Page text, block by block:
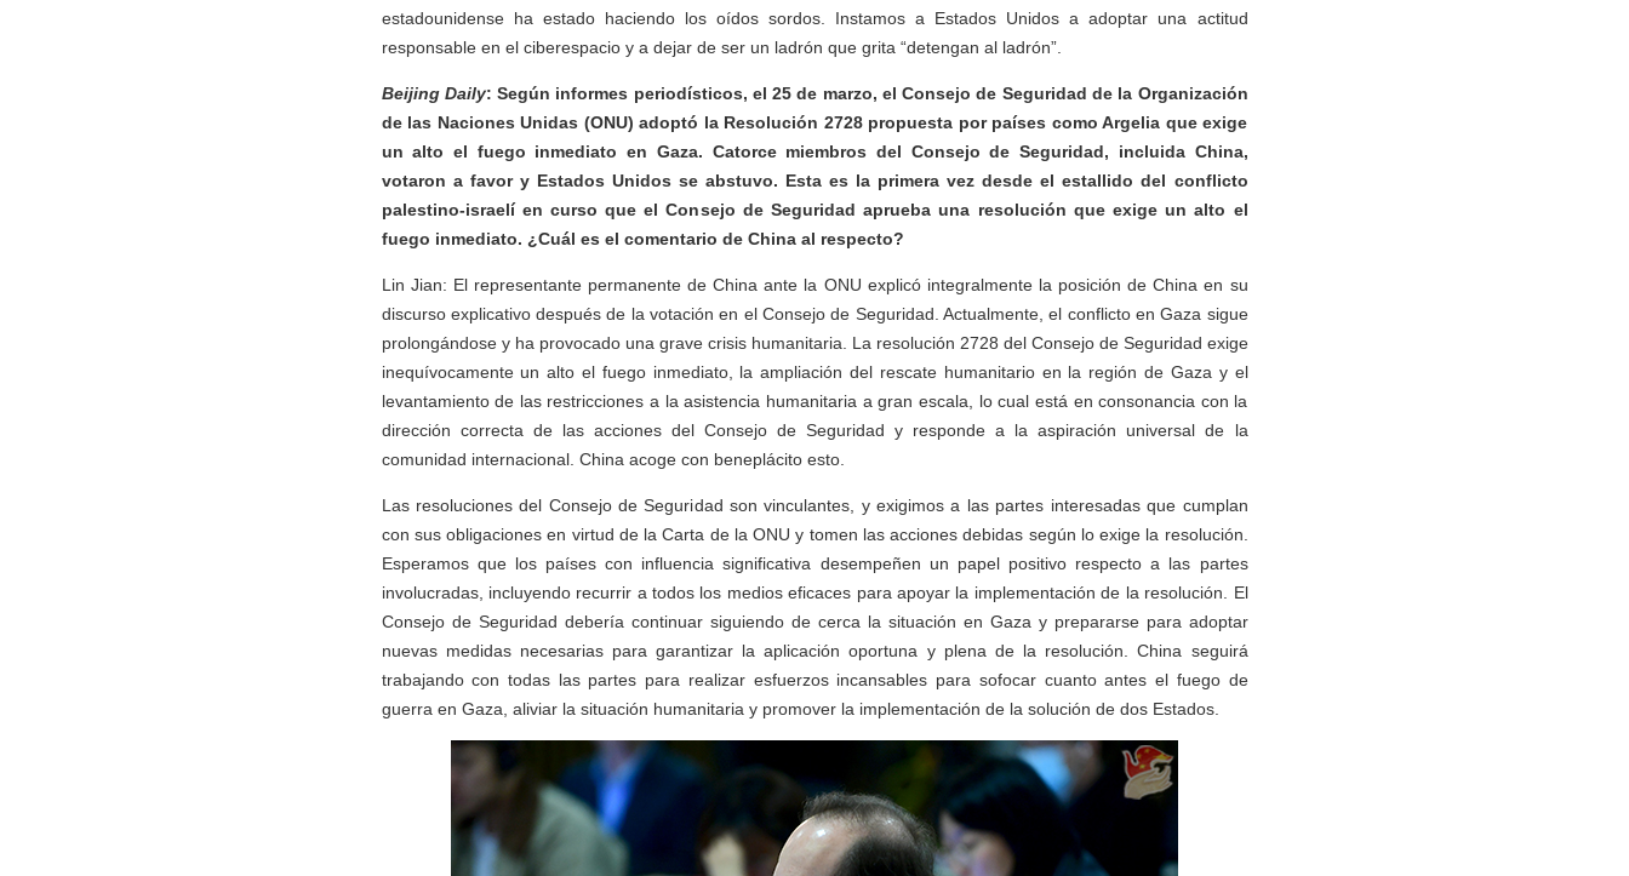
estadounidense ha estado haciendo los oídos sordos. Instamos a Estados Unidos a adoptar una actitud
responsable en el ciberespacio y a dejar de ser un ladrón que grita “detengan al ladrón”.
Beijing Daily: Según informes periodísticos, el 25 de marzo, el Consejo de Seguridad de la Organización
de las Naciones Unidas (ONU) adoptó la Resolución 2728 propuesta por países como Argelia que exige
un alto el fuego inmediato en Gaza. Catorce miembros del Consejo de Seguridad, incluida China,
votaron a favor y Estados Unidos se abstuvo. Esta es la primera vez desde el estallido del conflicto
palestino-israelí en curso que el Consejo de Seguridad aprueba una resolución que exige un alto el
fuego inmediato. ¿Cuál es el comentario de China al respecto?
Lin Jian: El representante permanente de China ante la ONU explicó integralmente la posición de China en su
discurso explicativo después de la votación en el Consejo de Seguridad. Actualmente, el conflicto en Gaza sigue
prolongándose y ha provocado una grave crisis humanitaria. La resolución 2728 del Consejo de Seguridad exige
inequívocamente un alto el fuego inmediato, la ampliación del rescate humanitario en la región de Gaza y el
levantamiento de las restricciones a la asistencia humanitaria a gran escala, lo cual está en consonancia con la
dirección correcta de las acciones del Consejo de Seguridad y responde a la aspiración universal de la
comunidad internacional. China acoge con beneplácito esto.
Las resoluciones del Consejo de Seguridad son vinculantes, y exigimos a las partes interesadas que cumplan
con sus obligaciones en virtud de la Carta de la ONU y tomen las acciones debidas según lo exige la resolución.
Esperamos que los países con influencia significativa desempeñen un papel positivo respecto a las partes
involucradas, incluyendo recurrir a todos los medios eficaces para apoyar la implementación de la resolución. El
Consejo de Seguridad debería continuar siguiendo de cerca la situación en Gaza y prepararse para adoptar
nuevas medidas necesarias para garantizar la aplicación oportuna y plena de la resolución. China seguirá
trabajando con todas las partes para realizar esfuerzos incansables para sofocar cuanto antes el fuego de
guerra en Gaza, aliviar la situación humanitaria y promover la implementación de la solución de dos Estados.